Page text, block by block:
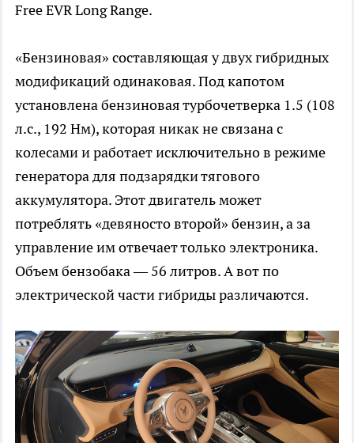
Free EVR Long Range.
«Бензиновая» составляющая у двух гибридных
модификаций одинаковая. Под капотом
установлена бензиновая турбочетверка 1.5 (108
л.с., 192 Нм), которая никак не связана с
колесами и работает исключительно в режиме
генератора для подзарядки тягового
аккумулятора. Этот двигатель может
потреблять «девяносто второй» бензин, а за
управление им отвечает только электроника.
Объем бензобака — 56 литров. А вот по
электрической части гибриды различаются.